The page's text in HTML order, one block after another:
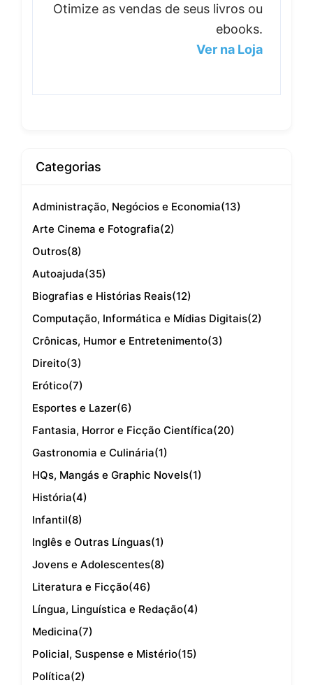
Otimize as vendas de seus livros ou
ebooks.
Ver na Loja
Categorias
Administração, Negócios e Economia(13)
Arte Cinema e Fotografia(2)
Outros(8)
Autoajuda(35)
Biografias e Histórias Reais(12)
Computação, Informática e Mídias Digitais(2)
Crônicas, Humor e Entretenimento(3)
Direito(3)
Erótico(7)
Esportes e Lazer(6)
Fantasia, Horror e Ficção Científica(20)
Gastronomia e Culinária(1)
HQs, Mangás e Graphic Novels(1)
História(4)
Infantil(8)
Inglês e Outras Línguas(1)
Jovens e Adolescentes(8)
Literatura e Ficção(46)
Língua, Linguística e Redação(4)
Medicina(7)
Policial, Suspense e Mistério(15)
Política(2)